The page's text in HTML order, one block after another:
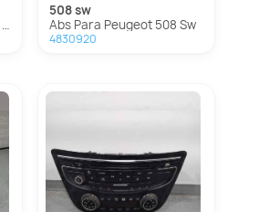
508 sw
Abs Para Peugeot 508 Sw
4830920